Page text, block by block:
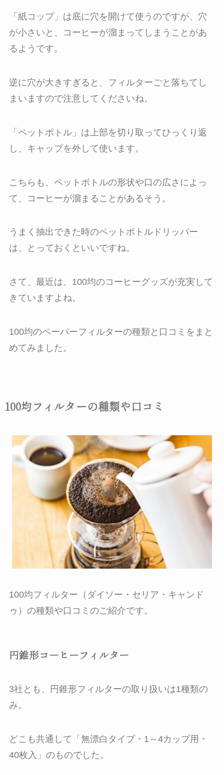
「紙コップ」は底に穴を開けて使うのですが、穴
が小さいと、コーヒーが溜まってしまうことがあ
るようです。
逆に穴が大きすぎると、フィルターごと落ちてし
まいますので注意してくださいね。
「ペットボトル」は上部を切り取ってひっくり返
し、キャップを外して使います。
こちらも、ペットボトルの形状や口の広さによっ
て、コーヒーが溜まることがあるそう。
うまく抽出できた時のペットボトルドリッパー
は、とっておくといいですね。
さて、最近は、100均のコーヒーグッズが充実して
きていますよね。
100均のペーパーフィルターの種類と口コミをまと
めてみました。
100均フィルターの種類や口コミ
100均フィルター（ダイソー・セリア・キャンド
ゥ）の種類や口コミのご紹介です。
円錐形コーヒーフィルター
3社とも、円錐形フィルターの取り扱いは1種類の
み。
どこも共通して「無漂白タイプ・1～4カップ用・
40枚入」のものでした。